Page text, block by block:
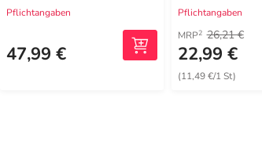
Pflichtangaben
47,99 €
Pflichtangaben
MRP2 26,21 €
22,99 €
(11,49 €/1 St)